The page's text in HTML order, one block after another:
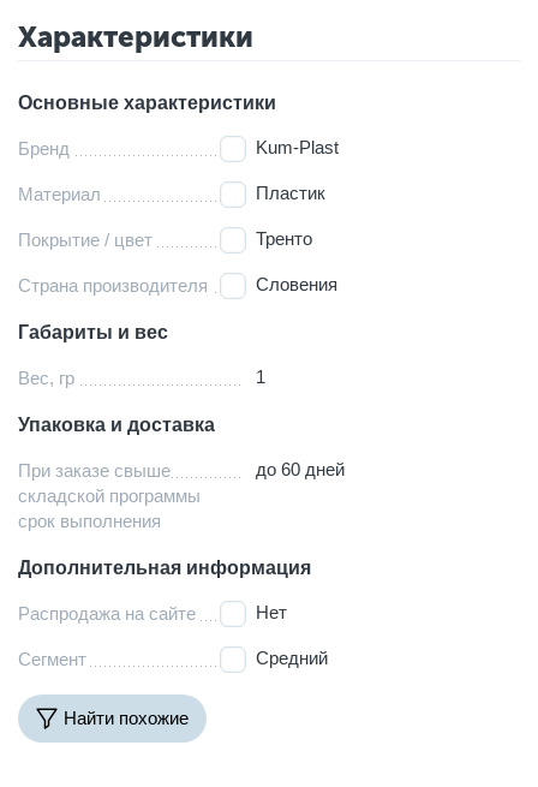
Характеристики
Основные характеристики
Бренд Kum-Plast
Материал Пластик
Покрытие / цвет Тренто
Страна производителя Словения
Габариты и вес
Вес, гр 1
Упаковка и доставка
При заказе свыше
складской программы
срок выполнения
до 60 дней
Дополнительная информация
Распродажа на сайте Нет
Сегмент Средний
Найти похожие